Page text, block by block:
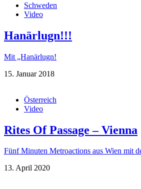
Schweden
Video
Hanärlugn!!!
Mit „Hanärlugn!
15. Januar 2018
Österreich
Video
Rites Of Passage – Vienna
Fünf Minuten Metroactions aus Wien mit
13. April 2020